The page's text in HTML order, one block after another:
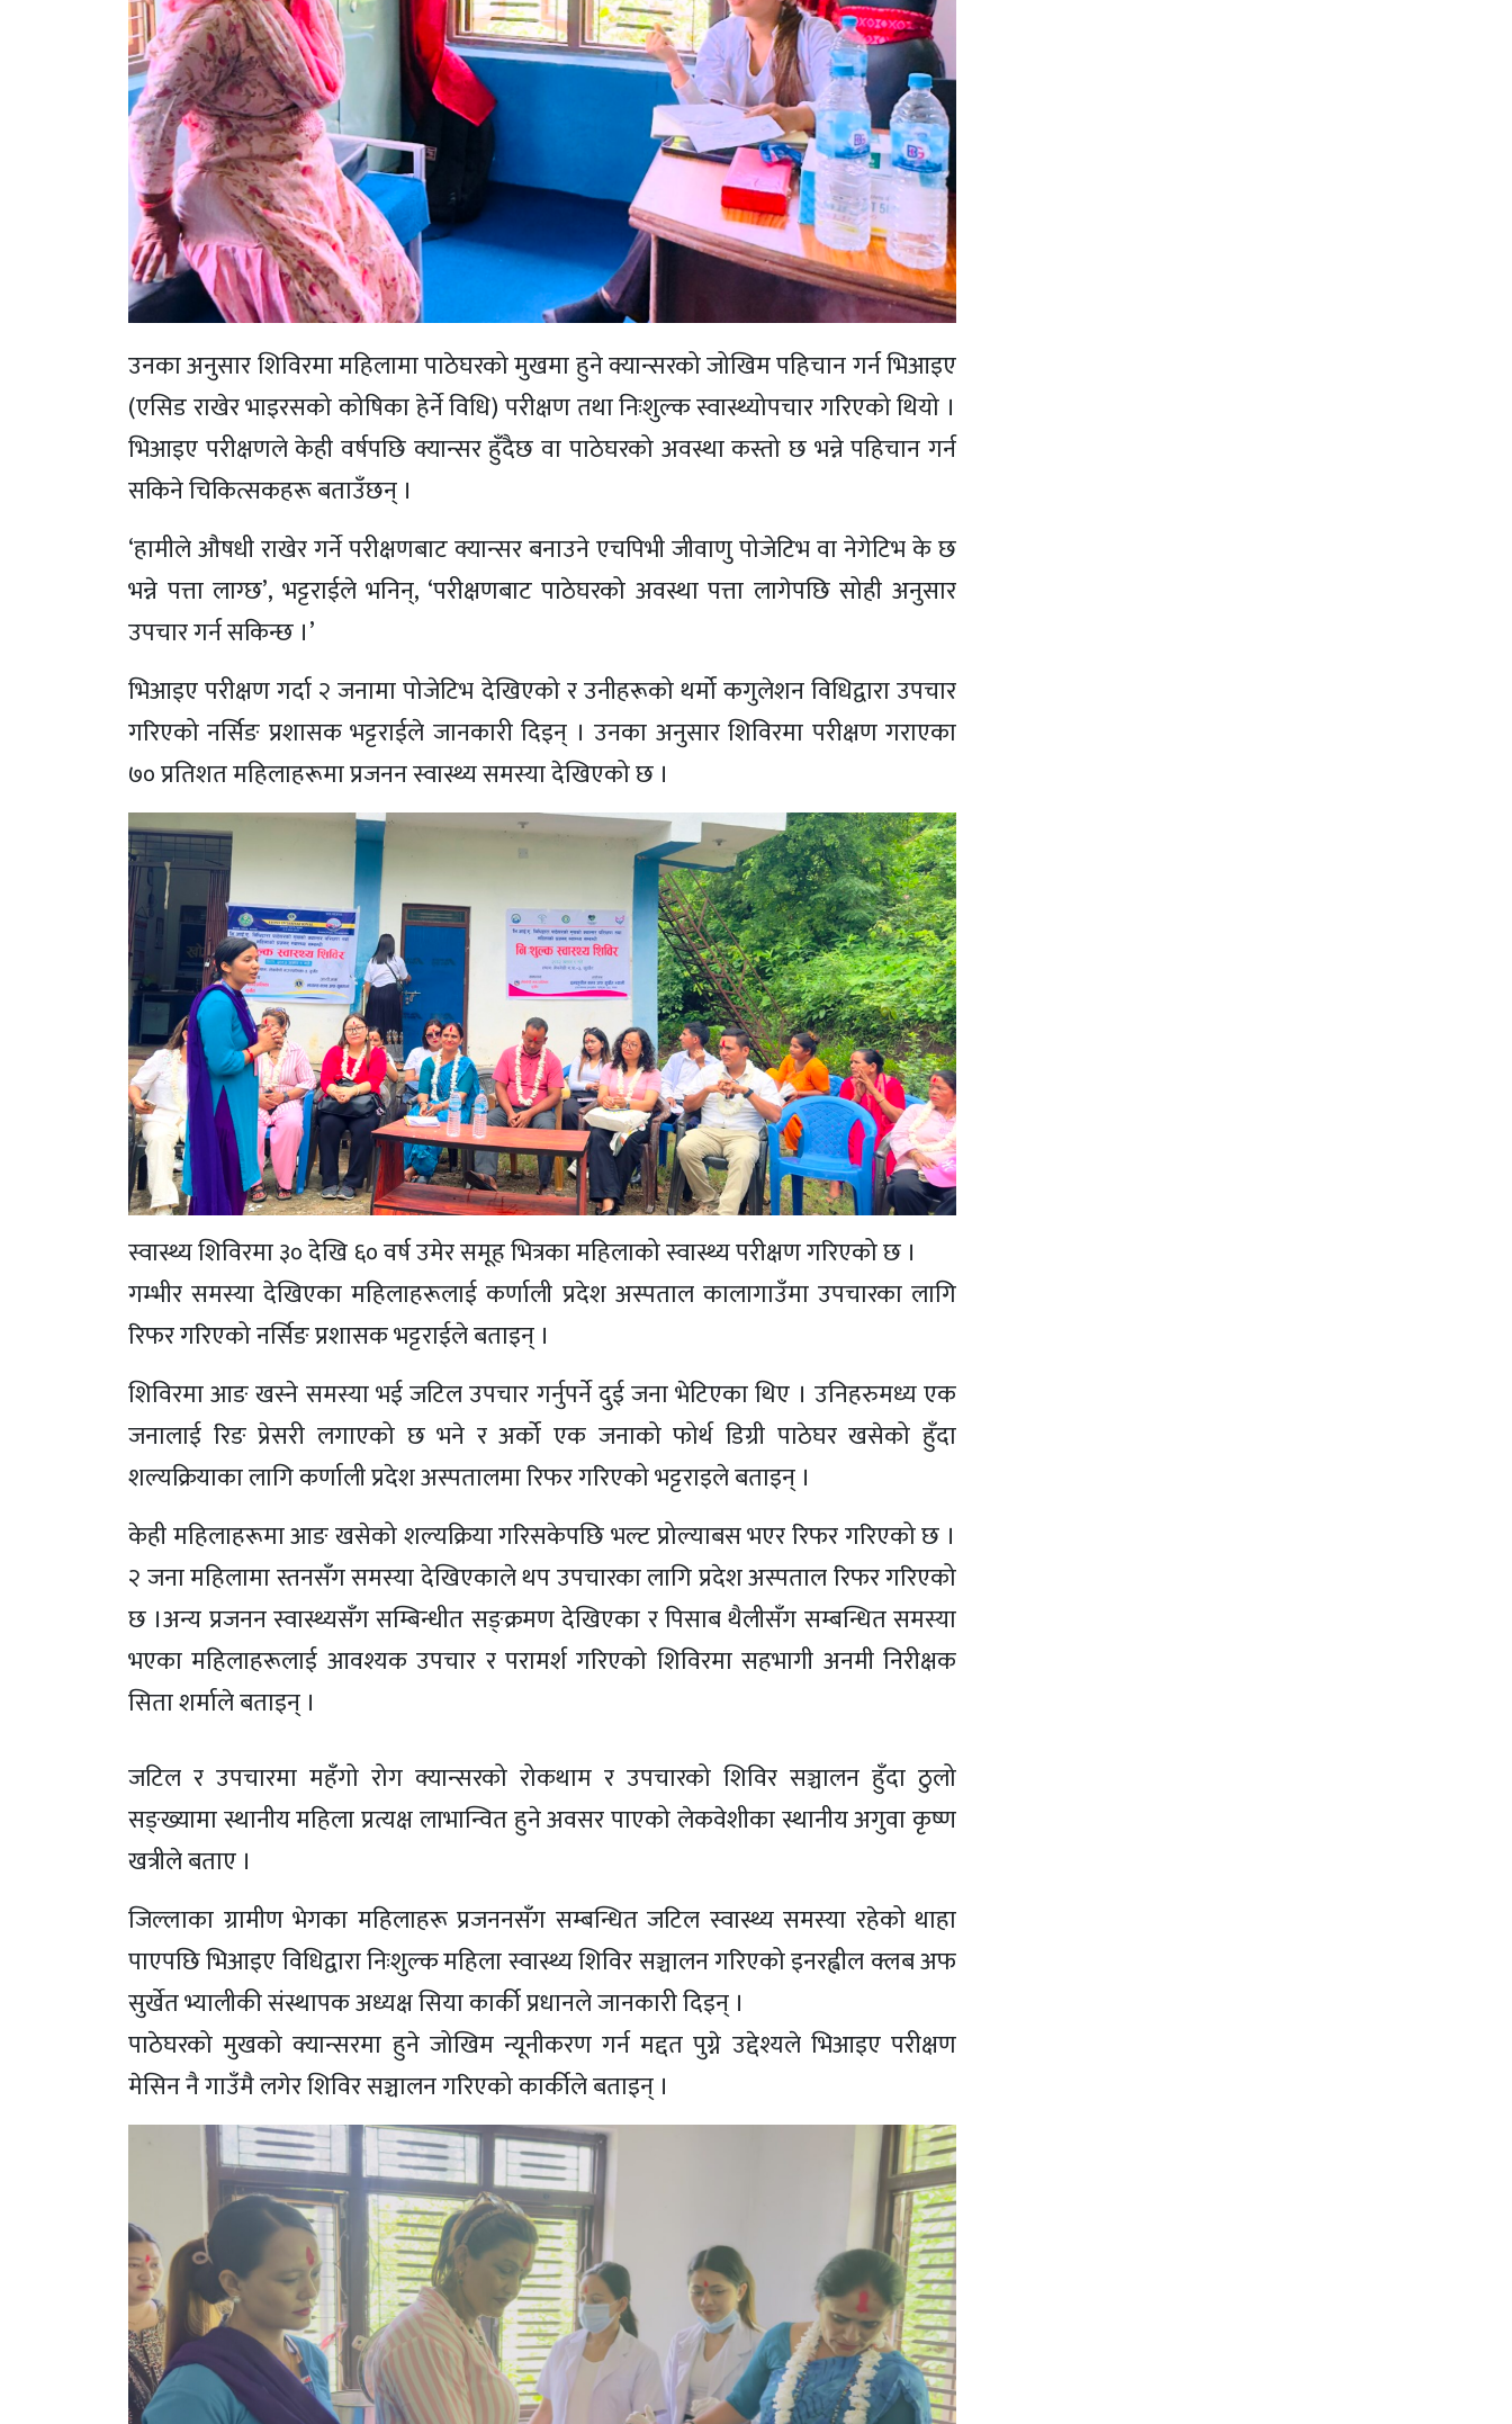
उनका अनुसार शिविरमा महिलामा पाठेघरको मुखमा हुने क्यान्सरको जोखिम पहिचान गर्न भिआइए
(एसिड राखेर भाइरसको कोषिका हेर्ने विधि) परीक्षण तथा निःशुल्क स्वास्थ्योपचार गरिएको थियो ।
भिआइए परीक्षणले केही वर्षपछि क्यान्सर हुँदैछ वा पाठेघरको अवस्था कस्तो छ भन्ने पहिचान गर्न
सकिने चिकित्सकहरू बताउँछन् ।
‘हामीले औषधी राखेर गर्ने परीक्षणबाट क्यान्सर बनाउने एचपिभी जीवाणु पोजेटिभ वा नेगेटिभ के छ
भन्ने पत्ता लाग्छ’, भट्टराईले भनिन्, ‘परीक्षणबाट पाठेघरको अवस्था पत्ता लागेपछि सोही अनुसार
उपचार गर्न सकिन्छ ।’
भिआइए परीक्षण गर्दा २ जनामा पोजेटिभ देखिएको र उनीहरूको थर्मो कगुलेशन विधिद्वारा उपचार
गरिएको नर्सिङ प्रशासक भट्टराईले जानकारी दिइन् । उनका अनुसार शिविरमा परीक्षण गराएका
७० प्रतिशत महिलाहरूमा प्रजनन स्वास्थ्य समस्या देखिएको छ ।
स्वास्थ्य शिविरमा ३० देखि ६० वर्ष उमेर समूह भित्रका महिलाको स्वास्थ्य परीक्षण गरिएको छ ।
गम्भीर समस्या देखिएका महिलाहरूलाई कर्णाली प्रदेश अस्पताल कालागाउँमा उपचारका लागि
रिफर गरिएको नर्सिङ प्रशासक भट्टराईले बताइन् ।
शिविरमा आङ खस्ने समस्या भई जटिल उपचार गर्नुपर्ने दुई जना भेटिएका थिए । उनिहरुमध्य एक
जनालाई रिङ प्रेसरी लगाएको छ भने र अर्को एक जनाको फोर्थ डिग्री पाठेघर खसेको हुँदा
शल्यक्रियाका लागि कर्णाली प्रदेश अस्पतालमा रिफर गरिएको भट्टराइले बताइन् ।
केही महिलाहरूमा आङ खसेको शल्यक्रिया गरिसकेपछि भल्ट प्रोल्याबस भएर रिफर गरिएको छ ।
२ जना महिलामा स्तनसँग समस्या देखिएकाले थप उपचारका लागि प्रदेश अस्पताल रिफर गरिएको
छ ।अन्य प्रजनन स्वास्थ्यसँग सम्बिन्धीत सङ्क्रमण देखिएका र पिसाब थैलीसँग सम्बन्धित समस्या
भएका महिलाहरूलाई आवश्यक उपचार र परामर्श गरिएको शिविरमा सहभागी अनमी निरीक्षक
सिता शर्माले बताइन् ।
जटिल र उपचारमा महँगो रोग क्यान्सरको रोकथाम र उपचारको शिविर सञ्चालन हुँदा ठुलो
सङ्ख्यामा स्थानीय महिला प्रत्यक्ष लाभान्वित हुने अवसर पाएको लेकवेशीका स्थानीय अगुवा कृष्ण
खत्रीले बताए ।
जिल्लाका ग्रामीण भेगका महिलाहरू प्रजननसँग सम्बन्धित जटिल स्वास्थ्य समस्या रहेको थाहा
पाएपछि भिआइए विधिद्वारा निःशुल्क महिला स्वास्थ्य शिविर सञ्चालन गरिएको इनरह्वील क्लब अफ
सुर्खेत भ्यालीकी संस्थापक अध्यक्ष सिया कार्की प्रधानले जानकारी दिइन् ।
पाठेघरको मुखको क्यान्सरमा हुने जोखिम न्यूनीकरण गर्न मद्दत पुग्ने उद्देश्यले भिआइए परीक्षण
मेसिन नै गाउँमै लगेर शिविर सञ्चालन गरिएको कार्कीले बताइन् ।